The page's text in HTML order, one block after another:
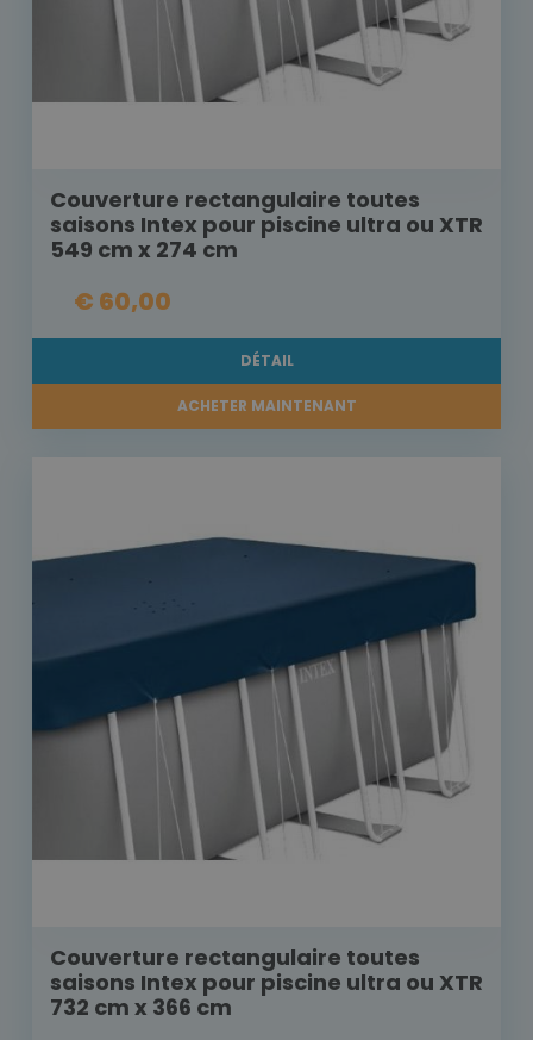
Couverture rectangulaire toutes
saisons Intex pour piscine ultra ou XTR
549 cm x 274 cm
€ 60,00
DÉTAIL
ACHETER MAINTENANT
Couverture rectangulaire toutes
saisons Intex pour piscine ultra ou XTR
732 cm x 366 cm